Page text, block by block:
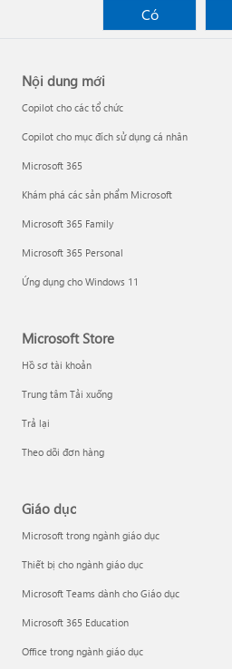
Có
Nội dung mới
Copilot cho các tổ chức
Copilot cho mục đích sử dụng cá nhân
Microsoft 365
Khám phá các sản phẩm Microsoft
Microsoft 365 Family
Microsoft 365 Personal
Ứng dụng cho Windows 11
Microsoft Store
Hồ sơ tài khoản
Trung tâm Tải xuống
Trả lại
Theo dõi đơn hàng
Giáo dục
Microsoft trong ngành giáo dục
Thiết bị cho ngành giáo dục
Microsoft Teams dành cho Giáo dục
Microsoft 365 Education
Office trong ngành giáo dục